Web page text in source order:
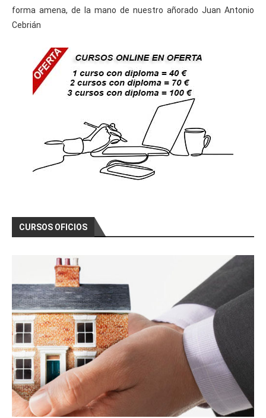
forma amena, de la mano de nuestro añorado Juan Antonio
Cebrián
CURSOS OFICIOS